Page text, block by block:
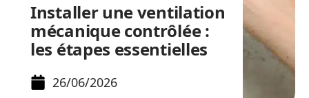
Installer une ventilation
mécanique contrôlée :
les étapes essentielles
26/06/2026